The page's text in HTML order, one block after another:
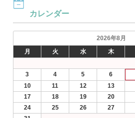
カレンダー
2026年8月
月
火 水 木
3
4 5 6
10
11 12 13
17
18 19 20
24
25 26 27